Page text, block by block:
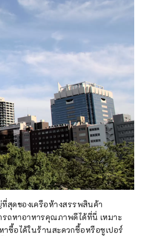
สุดของเครือห้างสรรพสินค้า
ถหาอาหารคุณภาพดีได้ที่นี่ เหมาะ
ซื้อได้ในร้านสะดวกซื้อหรือซูเปอร์